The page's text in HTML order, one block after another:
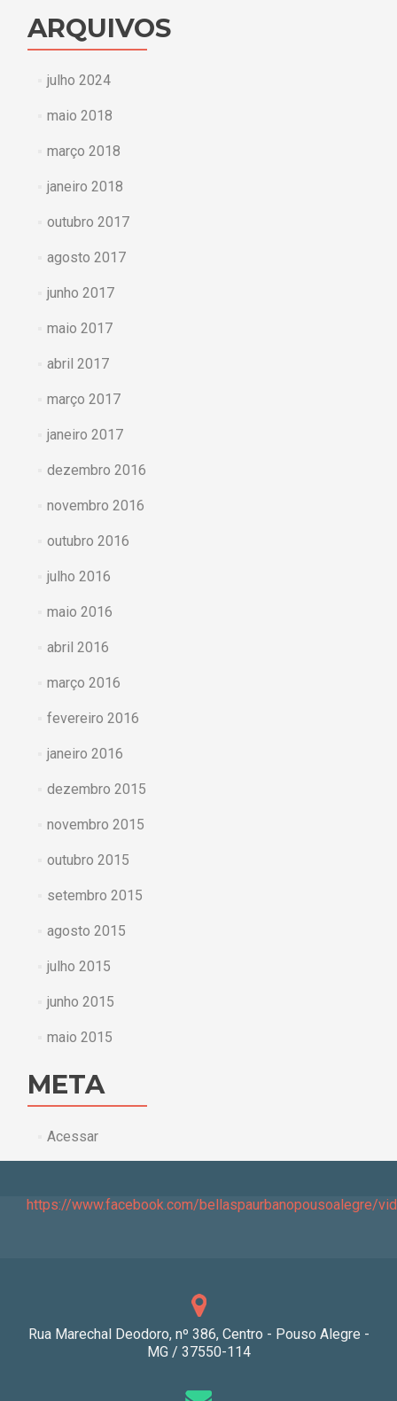
ARQUIVOS
julho 2024
maio 2018
março 2018
janeiro 2018
outubro 2017
agosto 2017
junho 2017
maio 2017
abril 2017
março 2017
janeiro 2017
dezembro 2016
novembro 2016
outubro 2016
julho 2016
maio 2016
abril 2016
março 2016
fevereiro 2016
janeiro 2016
dezembro 2015
novembro 2015
outubro 2015
setembro 2015
agosto 2015
julho 2015
junho 2015
maio 2015
META
Acessar
https://www.facebook.com/bellaspaurbanopousoalegre/
Rua Marechal Deodoro, nº 386, Centro - Pouso Alegre -
MG / 37550-114